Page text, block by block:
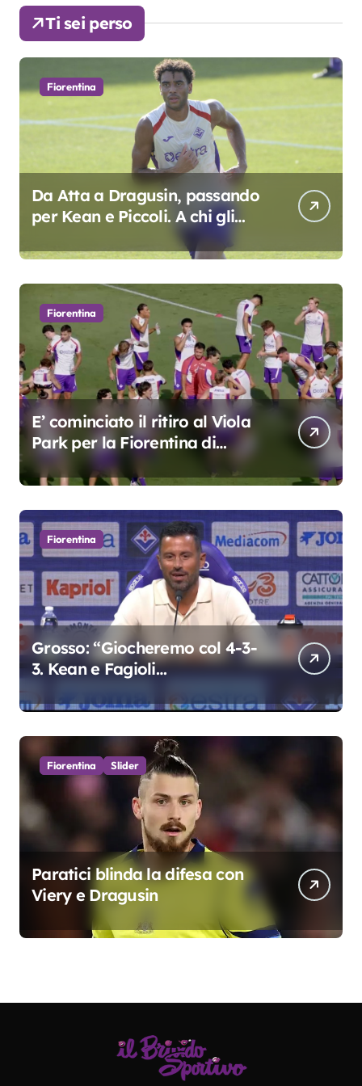
Ti sei perso
Fiorentina
Da Atta a Dragusin, passando
per Kean e Piccoli. A chi gli
oscar del precampionato?
Fiorentina
E’ cominciato il ritiro al Viola
Park per la Fiorentina di
Grosso
Fiorentina
Grosso: “Giocheremo col 4-3-
3. Kean e Fagioli
colpo”
Fiorentina Slider
Paratici blinda la difesa con
Viery e Dragusin